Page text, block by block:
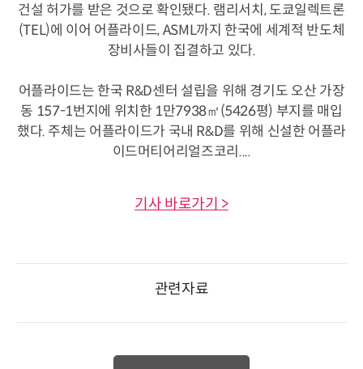
건설 허가를 받은 것으로 확인됐다. 램리서치, 도쿄일렉트론
(TEL)에 이어 어플라이드, ASML까지 한국에 세계적 반도체
장비사들이 집결하고 있다.
어플라이드는 한국 R&D센터 설립을 위해 경기도 오산 가장
동 157-1번지에 위치한 1만7938㎡(5426평) 부지를 매입
했다. 주체는 어플라이드가 국내 R&D를 위해 신설한 어플라
이드머티어리얼즈코리....
기사 바로가기 >
관련자료